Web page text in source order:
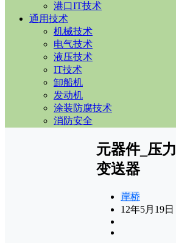
港口IT技术
通用技术
机械技术
电气技术
液压技术
IT技术
卸船机
发动机
涂装防腐技术
消防安全
元器件_压力
变送器
岸桥
12年5月19日